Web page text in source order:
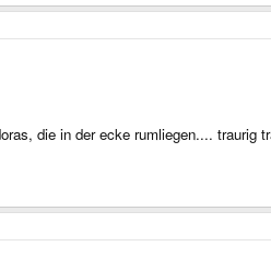
die in der ecke rumliegen.... traurig